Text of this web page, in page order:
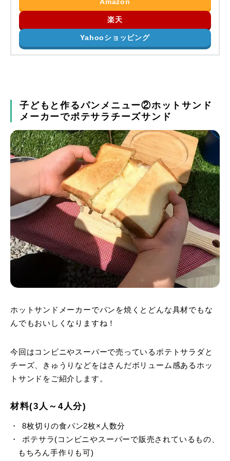
楽天
Yahooショッピング
子どもと作るパンメニュー②ホットサンド
メーカーでポテサラチーズサンド
ホットサンドメーカーでパンを焼くとどんな具材でもな
んでもおいしくなりますね！
今回はコンビニやスーパーで売っているポテトサラダと
チーズ、きゅうりなどをはさんだボリューム感あるホッ
トサンドをご紹介します。
材料(3人～4人分)
8枚切りの食パン2枚×人数分
ポテサラ(コンビニやスーパーで販売されているもの、
もちろん手作りも可)